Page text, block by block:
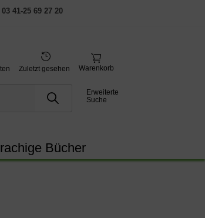
03 41-25 69 27 20
Zuletzt gesehen Warenkorb
Erweiterte
Suche
Bücher